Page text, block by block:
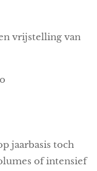
vrijstelling van
jaarbasis toch
of intensief